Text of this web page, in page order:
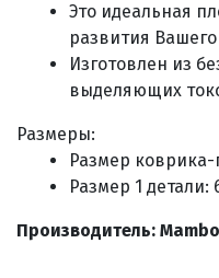
Это идеальная
развития
Изготовлен из
выделяющих
Размеры:
Размер коврика-
Размер 1 детали:
Производитель: